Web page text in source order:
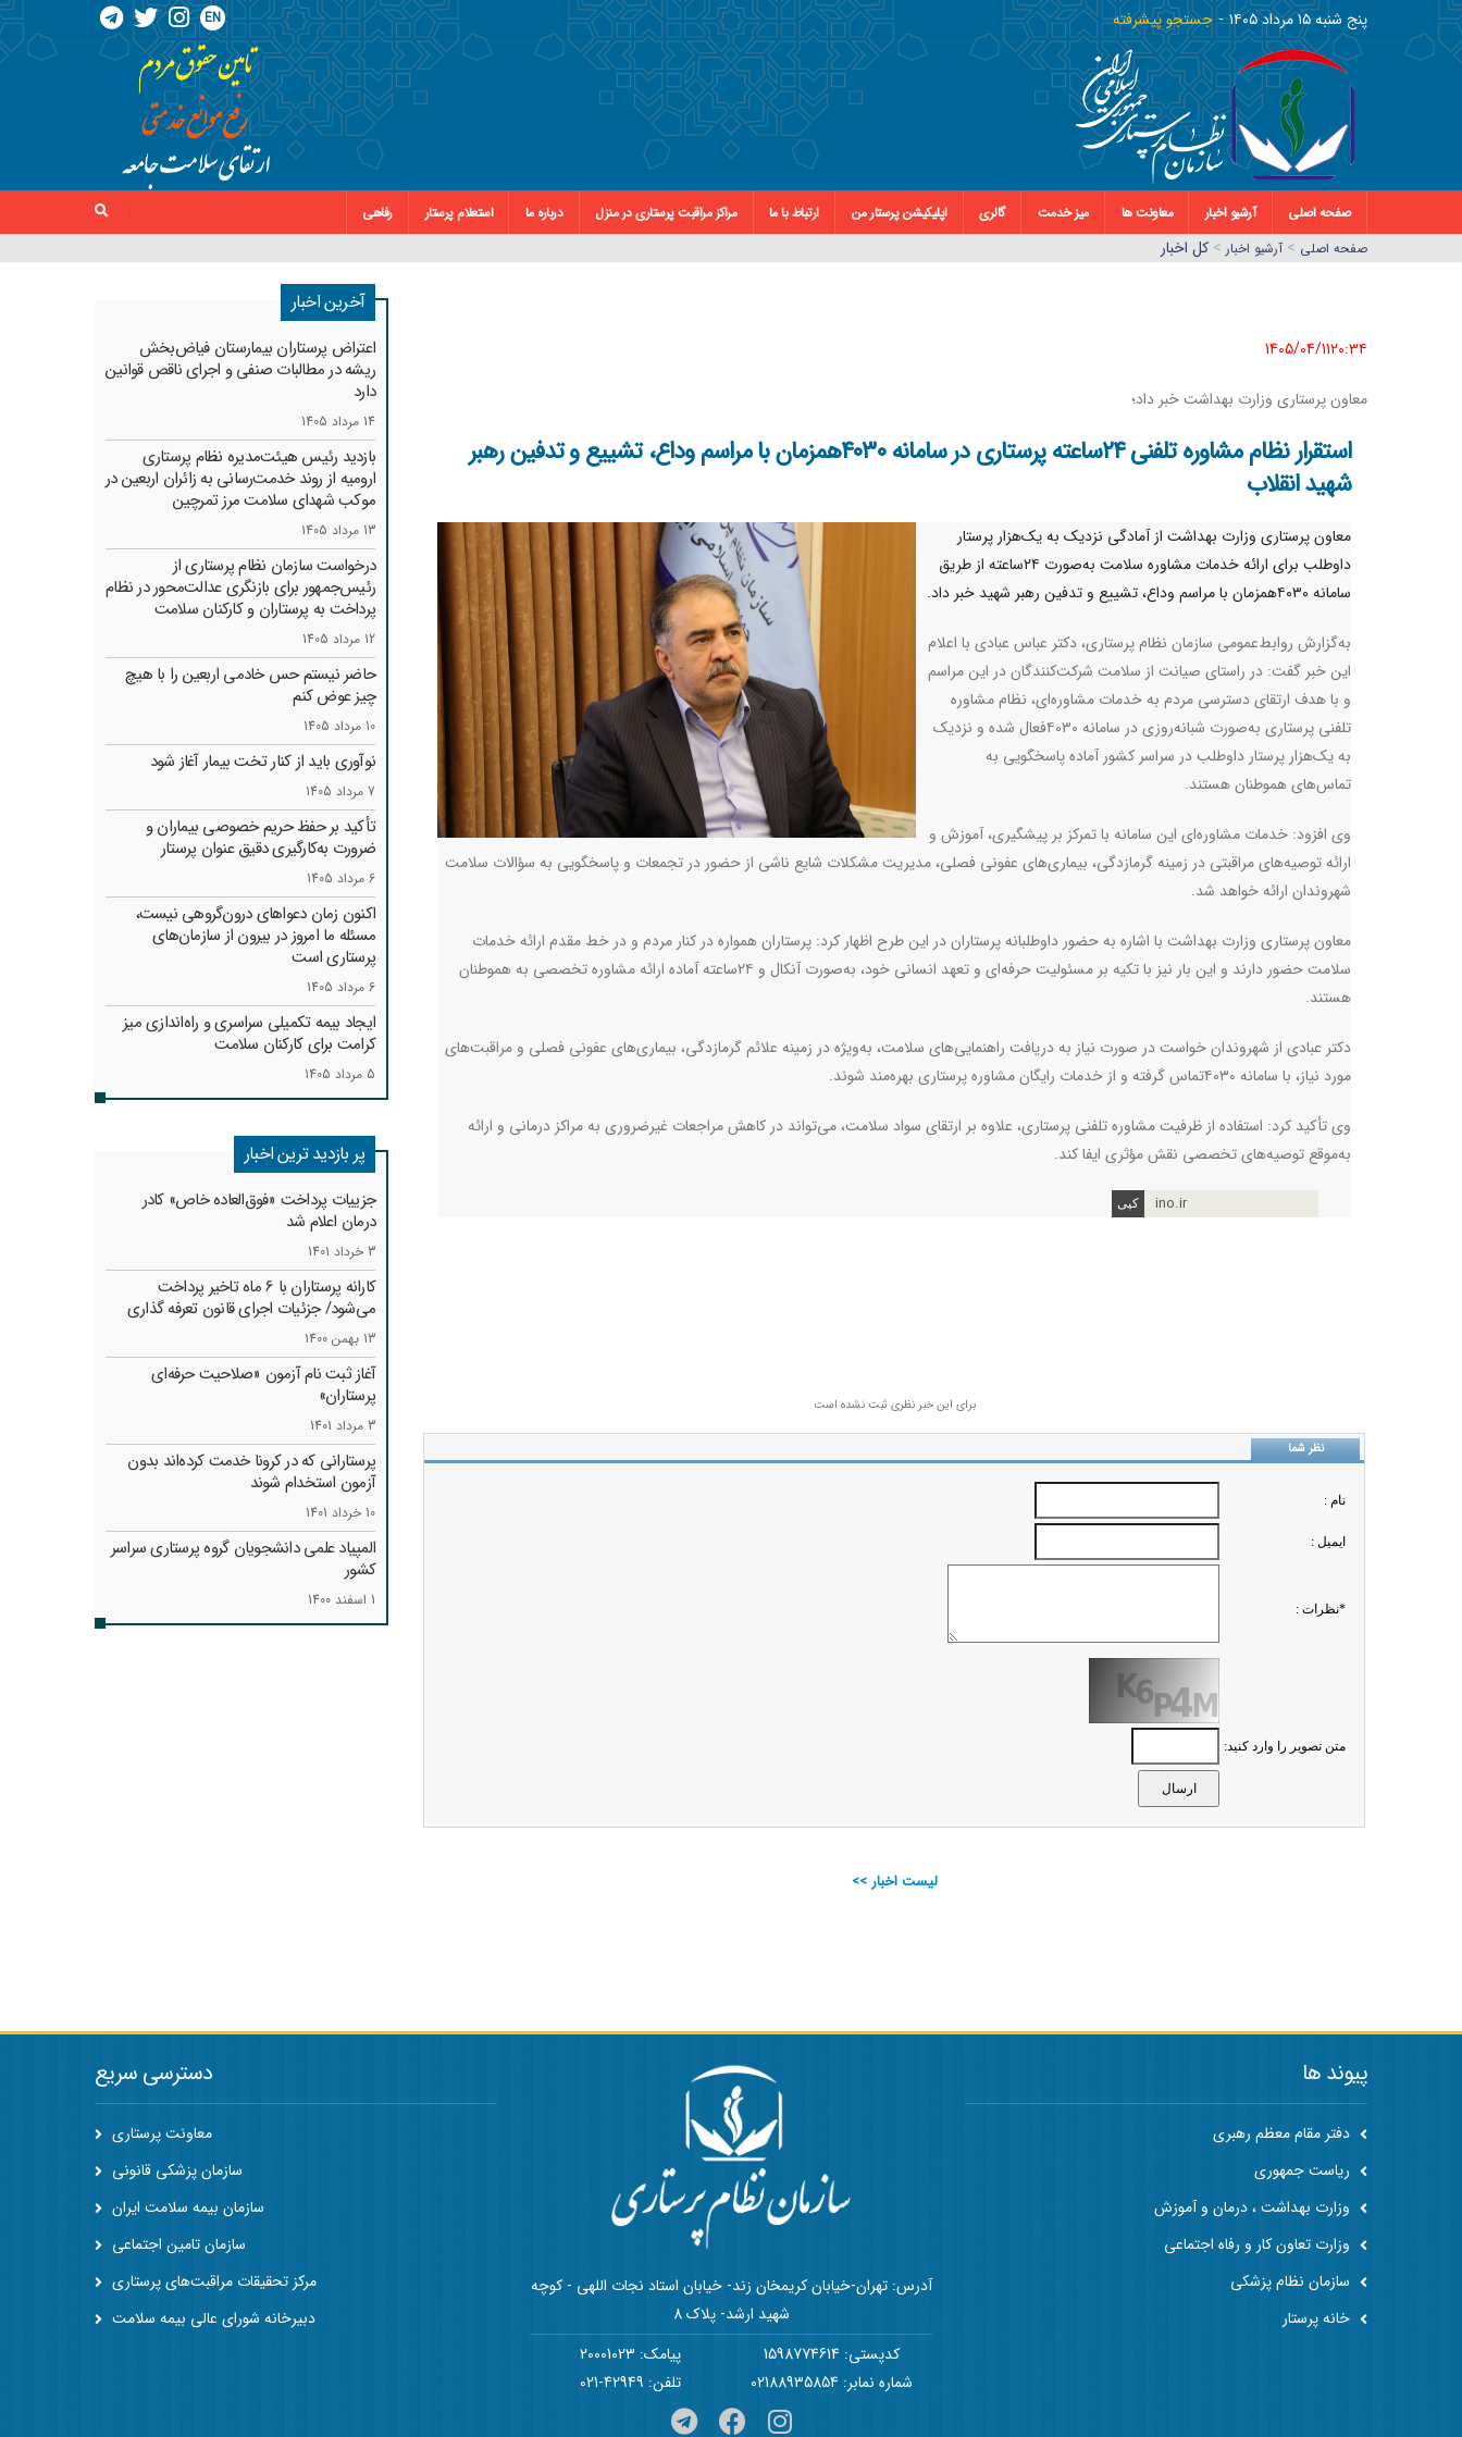
پنج شنبه ١٥ مرداد ١٤٠٥ جستجو پیشرفته EN
صفحه اصلی آرشیو اخبار معاونت ها میز خدمت گالری اپلیکیشن پرستار من ارتباط با ما مراکز مراقبت پرستاری در منزل درباره ما استعلام پرستار
رفاهی
صفحه اصلي > آرشیو اخبار > کل اخبار
1405/04/11٢٠:٣٤
معاون پرستاری وزارت بهداشت خبر داد؛
استقرار نظام مشاوره تلفنی ۲۴ساعته پرستاری در سامانه ۴۰۳۰همزمان با مراسم وداع، تشییع و تدفین رهبر
شهید انقلاب
معاون پرستاری وزارت بهداشت از آمادگی نزدیک به یک‌هزار پرستار
داوطلب برای ارائه خدمات مشاوره سلامت به‌صورت ۲۴ساعته از طریق
سامانه ۴۰۳۰همزمان با مراسم وداع، تشییع و تدفین رهبر شهید خبر داد.
به‌گزارش روابط‌عمومی سازمان نظام پرستاری، دکتر عباس عبادی با اعلام
این خبر گفت: در راستای صیانت از سلامت شرکت‌کنندگان در این مراسم
و با هدف ارتقای دسترسی مردم به خدمات مشاوره‌ای، نظام مشاوره
تلفنی پرستاری به‌صورت شبانه‌روزی در سامانه ۴۰۳۰فعال شده و نزدیک
به یک‌هزار پرستار داوطلب در سراسر کشور آماده پاسخگویی به
تماس‌های هموطنان هستند.
وی افزود: خدمات مشاوره‌ای این سامانه با تمرکز بر پیشگیری، آموزش و
ارائه توصیه‌های مراقبتی در زمینه گرمازدگی، بیماری‌های عفونی فصلی، مدیریت مشکلات شایع ناشی از حضور در تجمعات و پاسخگویی به سؤالات سلامت
شهروندان ارائه خواهد شد.
معاون پرستاری وزارت بهداشت با اشاره به حضور داوطلبانه پرستاران در این طرح اظهار کرد: پرستاران همواره در کنار مردم و در خط مقدم ارائه خدمات
سلامت حضور دارند و این بار نیز با تکیه بر مسئولیت حرفه‌ای و تعهد انسانی خود، به‌صورت آنکال و ۲۴ساعته آماده ارائه مشاوره تخصصی به هموطنان
هستند.
دکتر عبادی از شهروندان خواست در صورت نیاز به دریافت راهنمایی‌های سلامت، به‌ویژه در زمینه علائم گرمازدگی، بیماری‌های عفونی فصلی و مراقبت‌های
مورد نیاز، با سامانه ۴۰۳۰تماس گرفته و از خدمات رایگان مشاوره پرستاری بهره‌مند شوند.
وی تأکید کرد: استفاده از ظرفیت مشاوره تلفنی پرستاری، علاوه بر ارتقای سواد سلامت، می‌تواند در کاهش مراجعات غیرضروری به مراکز درمانی و ارائه
به‌موقع توصیه‌های تخصصی نقش مؤثری ایفا کند.
ino.ir
برای این خبر نظری ثبت نشده است
نظر شما
نام :
ايميل :
*نظرات :
متن تصویر را وارد کنید:
لیست اخبار >>
آخرین اخبار
اعتراض پرستاران بیمارستان فیاض‌بخش
ریشه در مطالبات صنفی و اجرای ناقص قوانین
دارد
14 مرداد 1405
بازدید رئیس هیئت‌مدیره نظام پرستاری
ارومیه از روند خدمت‌رسانی به زائران اربعین در
موکب شهدای سلامت مرز تمرچین
13 مرداد 1405
درخواست سازمان نظام پرستاری از
رئیس‌جمهور برای بازنگری عدالت‌محور در نظام
پرداخت به پرستاران و کارکنان سلامت
12 مرداد 1405
حاضر نیستم حس خادمی اربعین را با هیچ
چیز عوض کنم
10 مرداد 1405
نوآوری باید از کنار تخت بیمار آغاز شود
7 مرداد 1405
تأکید بر حفظ حریم خصوصی بیماران و
ضرورت به‌کارگیری دقیق عنوان پرستار
6 مرداد 1405
اکنون زمان دعواهای درون‌گروهی نیست،
مسئله ما امروز در بیرون از سازمان‌های
پرستاری است
6 مرداد 1405
ایجاد بیمه تکمیلی سراسری و راه‌اندازی میز
کرامت برای کارکنان سلامت
5 مرداد 1405
پر بازدید ترین اخبار
جزییات پرداخت «فوق‌العاده خاص» کادر
درمان اعلام شد
3 خرداد 1401
کارانه‌ پرستاران با 6 ماه تاخیر پرداخت
می‌شود/ جزئیات اجرای قانون تعرفه گذاری
13 بهمن 1400
آغاز ثبت نام آزمون «صلاحیت حرفه‌ای
پرستاران»
3 مرداد 1401
پرستارانی که در کرونا خدمت کرد‌ه‌اند بدون
آزمون استخدام شوند
10 خرداد 1401
المپیاد علمی دانشجویان گروه پرستاری سراسر
کشور
1 اسفند 1400
پیوند ها
دفتر مقام معظم رهبری
ریاست جمهوری
وزارت بهداشت ، درمان و آموزش
وزارت تعاون کار و رفاه اجتماعی
سازمان نظام پزشکی
خانه پرستار
آدرس: تهران-خیابان کریمخان زند- خیابان استاد نجات اللهی - کوچه
شهید ارشد- پلاک 8
کدپستی: 1598774614
پیامک: 20001023
شماره نمابر: 02188935854
تلفن: 42949-021
دسترسی سریع
معاونت پرستاری
سازمان پزشکی قانونی
سازمان بیمه سلامت ایران
سازمان تامین اجتماعی
مرکز تحقیقات مراقبت‌های پرستاری
دبیرخانه شورای عالی بیمه سلامت